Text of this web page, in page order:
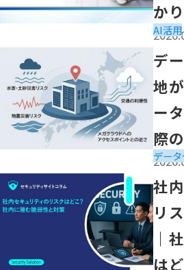
か
AI活用
「データセンターの立地が重要な
デ
地
ー
際
デー
「社内セキュリティのリスクと対
社
リ
｜
は